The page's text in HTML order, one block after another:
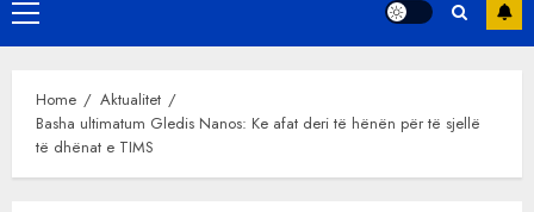
Primary
Menu
Home
Aktualitet
Basha ultimatum Gledis Nanos: Ke afat deri të hënën për të sjellë
të dhënat e TIMS